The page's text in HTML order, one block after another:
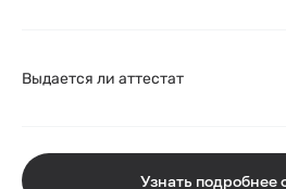
Выдается ли аттестат
Узнать подробнее